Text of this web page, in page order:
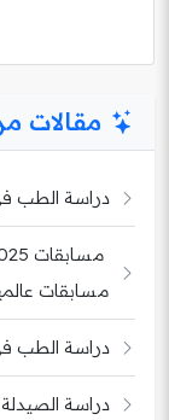
مقالات
دراسة الطب في
مسابقات
دراسة الطب
دراسة